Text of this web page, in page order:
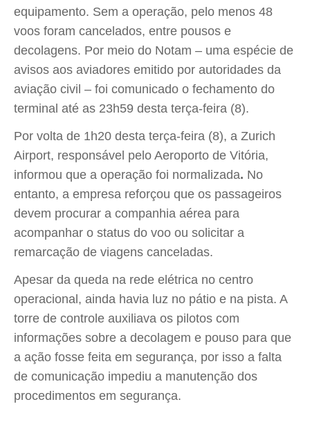
equipamento. Sem a operação, pelo menos 48
voos foram cancelados, entre pousos e
decolagens. Por meio do Notam – uma espécie de
avisos aos aviadores emitido por autoridades da
aviação civil – foi comunicado o fechamento do
terminal até as 23h59 desta terça-feira (8).
Por volta de 1h20 desta terça-feira (8), a Zurich
Airport, responsável pelo Aeroporto de Vitória,
informou que a operação foi normalizada. No
entanto, a empresa reforçou que os passageiros
devem procurar a companhia aérea para
acompanhar o status do voo ou solicitar a
remarcação de viagens canceladas.
Apesar da queda na rede elétrica no centro
operacional, ainda havia luz no pátio e na pista. A
torre de controle auxiliava os pilotos com
informações sobre a decolagem e pouso para que
a ação fosse feita em segurança, por isso a falta
de comunicação impediu a manutenção dos
procedimentos em segurança.